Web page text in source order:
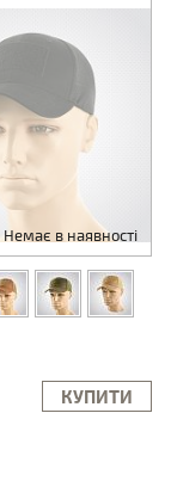
Немає в наявності
КУПИТИ